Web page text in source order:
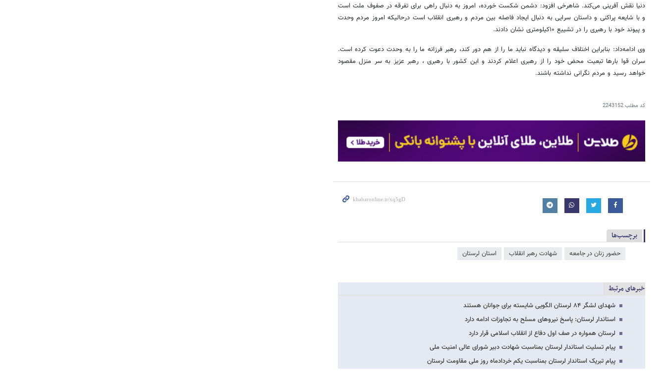
دنیا نقش آفرینی می‌کند. شاهرخی افزود: دشمن شکست خورده، امروز به دنبال راهی برای تفرقه در صفوف ملت است
و با شایعه پراکنی و داستان سرایی به دنبال ایجاد فاصله بین مردم و رهبری انقلاب است درحالیکه امروز مردم وحدت
و پیوند خود با رهبری را در تشییع ۱۰کیلومتری نشان دادند.
وی ادامه‌داد: بنابراین اختلاف سلیقه و دیدگاه نباید ما را از هم دور کند، رهبر فرزانه ما را به وحدت دعوت کرده است.
سران قوا بارها تبعیت محض خود را از رهبری اعلام کردند و این کشور با رهبری ، رهبر عزیز به سر منزل مقصود
خواهد رسید و مردم نگرانی نداشته باشند.
کد مطلب2243152
برچسب‌ها
حضور زنان در جامعه شهادت رهبر انقلاب استان لرستان
خبرهای مرتبط
شهدای لشگر ۸۴ لرستان الگویی شایسته برای جوانان هستند
استاندار لرستان: پاسخ نیروهای مسلح به تجاوزات ادامه دارد
لرستان همواره در صف اول دفاع از انقلاب اسلامی قرار دارد
پیام تسلیت استاندار لرستان بمناسبت شهادت دبیر شورای عالی امنیت ملی
پیام تبریک استاندار لرستان بمناسبت یکم خردادماه روز ملی مقاومت لرستان